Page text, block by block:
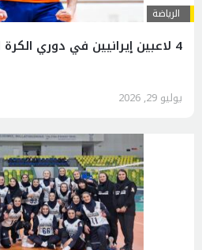
الرياضة
4 لاعبين إيرانيين في دوري الكرة الطائرة الإيطالي
يوليو 29, 2026